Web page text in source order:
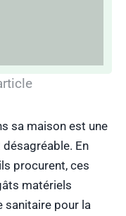
sa maison est une
En
procurent, ces
matériels
sanitaire pour la